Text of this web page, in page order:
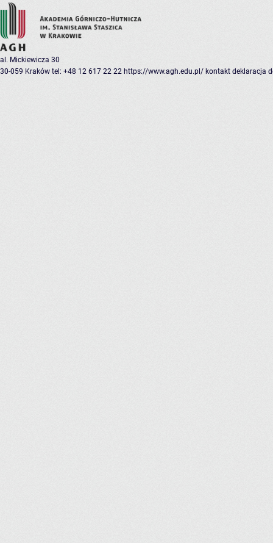
al. Mickiewicza 30
30-059 Kraków tel: +48 12 617 22 22 https://www.agh.edu.pl/ kontakt deklaracja